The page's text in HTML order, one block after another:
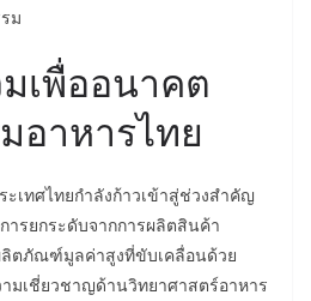
ม
เพื่ออนาคต
อาหารไทย
เทศไทยกำลังก้าวเข้าสู่ช่วงสำคัญ
ารยกระดับจากการผลิตสินค้า
ตภัณฑ์มูลค่าสูงที่ขับเคลื่อนด้วย
ามเชี่ยวชาญด้านวิทยาศาสตร์อาหาร